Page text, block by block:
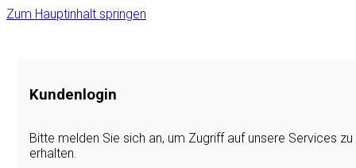
Zum Hauptinhalt springen
Kundenlogin
Bitte melden Sie sich an, um Zugriff auf unsere Services zu
erhalten.